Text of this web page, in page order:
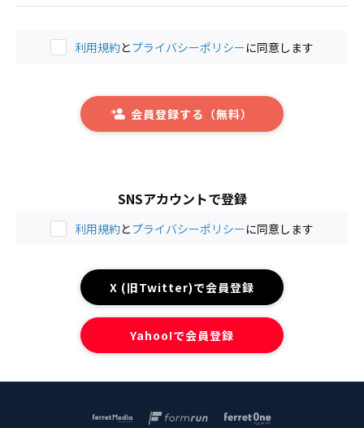
SNSアカウントで登録
利用規約とプライバシーポリシーに同意します
X (旧Twitter)で会員登録
Yahoo!で会員登録
利用規約とプライバシーポリシーに同意します
会員登録する（無料）